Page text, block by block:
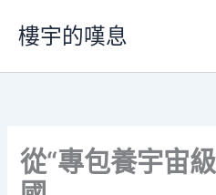
要
樓宇的嘆息
從“專包養宇宙